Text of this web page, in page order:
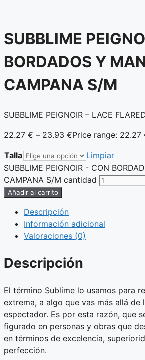
SUBBLIME
BORDADOS Y
CAMPANA S/M
SUBBLIME PEIGNOIR – LACE
22.27 € – 23.93 €Price range:
Talla
Limpiar
SUBBLIME PEIGNOIR - CON
CAMPANA S/M cantidad
Añadir al carrito
Descripción
Información adicional
Valoraciones (0)
Descripción
El término Sublime lo usamos para
extrema, a algo que vas más allá de
espectador. Es por esta razón, que
figurado en personas y obras que
en términos de excelencia,
perfección.